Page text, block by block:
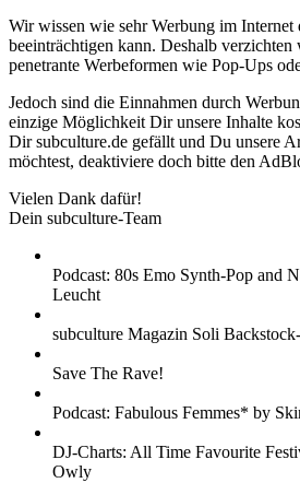
Wir wissen wie sehr Werbung im Internet
beeinträchtigen kann. Deshalb
penetrante Werbeformen wie Pop-Ups
Jedoch sind die Einnahmen durch
einzige Möglichkeit Dir unsere Inhalte
Dir subculture.de gefällt und Du unsere
möchtest, deaktiviere doch bitte den
Vielen Dank dafür!
Dein subculture-Team
Podcast: 80s Emo Synth-Pop and
Leucht
subculture Magazin Soli
Save The Rave!
Podcast: Fabulous Femmes* by
DJ-Charts: All Time Favourite
Owly